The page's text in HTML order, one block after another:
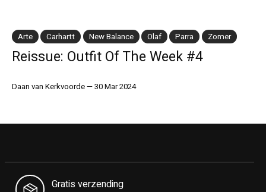
Arte Carhartt New Balance Olaf Parra Zomer
Reissue: Outfit Of The Week #4
Daan van Kerkvoorde—30 Mar 2024
Gratis verzending